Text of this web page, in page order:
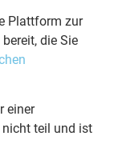
Plattform zur
die Sie
einer
teil und ist